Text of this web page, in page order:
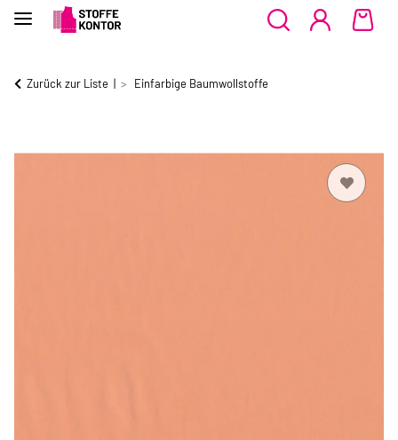
Zurück zur Liste Einfarbige Baumwollstoffe